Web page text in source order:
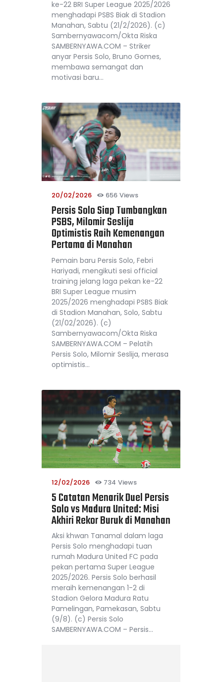
ke-22 BRI Super League 2025/2026
menghadapi PSBS Biak di Stadion
Manahan, Sabtu (21/2/2026). (c)
Sambernyawacom/Okta Riska
SAMBERNYAWA.COM – Striker
anyar Persis Solo, Bruno Gomes,
membawa semangat dan
motivasi baru…
20/02/2026 656 Views
Persis Solo Siap Tumbangkan
PSBS, Milomir Seslija
Optimistis Raih Kemenangan
Pertama di Manahan
Pemain baru Persis Solo, Febri
Hariyadi, mengikuti sesi official
training jelang laga pekan ke-22
BRI Super League musim
2025/2026 menghadapi PSBS Biak
di Stadion Manahan, Solo, Sabtu
(21/02/2026). (c)
Sambernyawacom/Okta Riska
SAMBERNYAWA.COM – Pelatih
Persis Solo, Milomir Seslija, merasa
optimistis…
12/02/2026 734 Views
5 Catatan Menarik Duel Persis
Solo vs Madura United: Misi
Akhiri Rekor Buruk di Manahan
Aksi khwan Tanamal dalam laga
Persis Solo menghadapi tuan
rumah Madura United FC pada
pekan pertama Super League
2025/2026. Persis Solo berhasil
meraih kemenangan 1-2 di
Stadion Gelora Madura Ratu
Pamelingan, Pamekasan, Sabtu
(9/8). (c) Persis Solo
SAMBERNYAWA.COM – Persis…